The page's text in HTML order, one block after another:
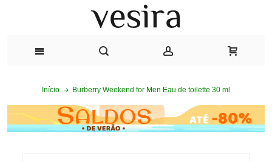
Início Burberry Weekend for Men Eau de toilette 30 ml